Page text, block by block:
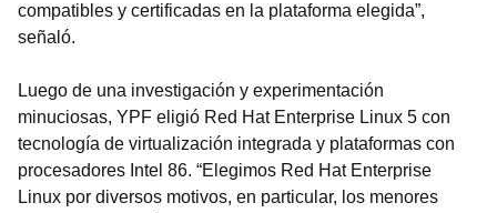
compatibles y certificadas en la plataforma elegida”,
señaló.
Luego de una investigación y experimentación
minuciosas, YPF eligió Red Hat Enterprise Linux 5 con
tecnología de virtualización integrada y plataformas con
procesadores Intel 86. “Elegimos Red Hat Enterprise
Linux por diversos motivos, en particular, los menores